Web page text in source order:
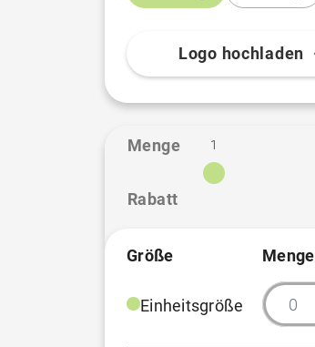
Logo hochladen
Menge
Rabatt
1
Größe Menge
Einheitsgröße